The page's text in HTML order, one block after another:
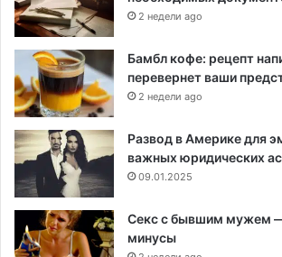
2 недели ago
Бамбл кофе: рецепт
перевернет ваши
2 недели ago
Развод в Америке для
важных юридических
09.01.2025
Секс с бывшим мужем
минусы